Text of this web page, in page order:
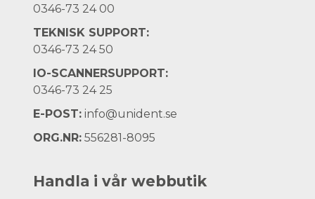
0346-73 24 00
TEKNISK SUPPORT:
0346-73 24 50
IO-SCANNERSUPPORT:
0346-73 24 25
E-POST: info@unident.se
ORG.NR: 556281-8095
Handla i vår webbutik